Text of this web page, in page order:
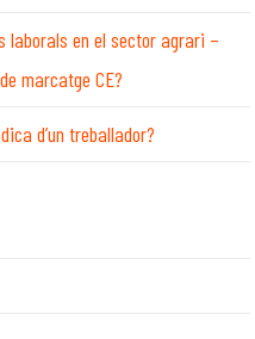
laborals en el sector agrari –
marcatge CE?
d’un treballador?